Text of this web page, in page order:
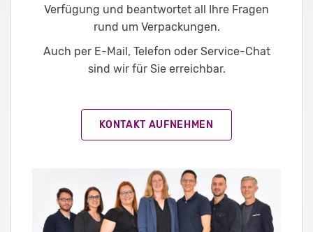
Verfügung und beantwortet all Ihre Fragen
rund um Verpackungen.
Auch per E-Mail, Telefon oder Service-Chat
sind wir für Sie erreichbar.
KONTAKT AUFNEHMEN